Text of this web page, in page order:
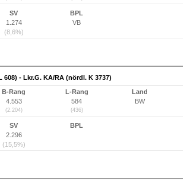
SV
1.274
(8,6%)
BPL
VB
608) - Lkr.G. KA/RA (nördl. K 3737)
B-Rang
4.553
(2.204)
L-Rang
584
(436)
Land
BW
SV
2.296
(15,5%)
BPL